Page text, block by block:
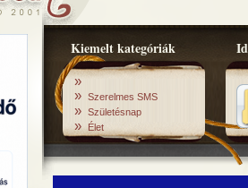
Kiemelt kategóriák
»
» Szerelmes SMS
» Születésnap
» Élet